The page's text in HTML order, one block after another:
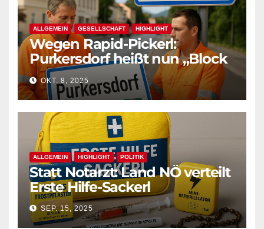
ALLGEMEIN GESELLSCHAFT HIGHLIGHT
Wegen Rapid-Pickerl:
Purkersdorf heißt nun „Block
West“
OKT. 8, 2025
ALLGEMEIN HIGHLIGHT POLITIK
Statt Notarzt: Land NÖ verteilt
Erste Hilfe-Sackerl
SEP. 15, 2025